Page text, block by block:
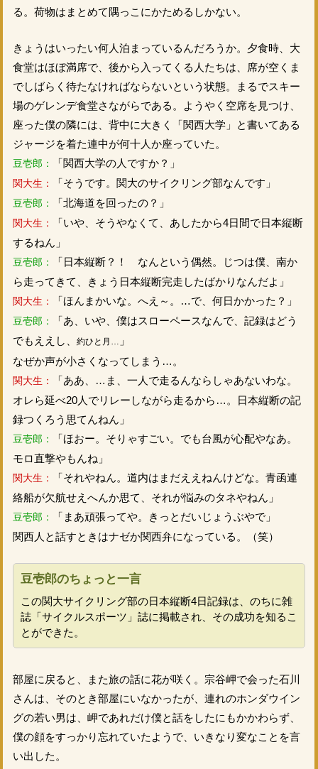
る。荷物はまとめて隅っこにかためるしかない。
きょうはいったい何人泊まっているんだろうか。夕食時、大
食堂はほぼ満席で、後から入ってくる人たちは、席が空くま
でしばらく待たなければならないという状態。まるでスキー
場のゲレンデ食堂さながらである。ようやく空席を見つけ、
座った僕の隣には、背中に大きく「関西大学」と書いてある
ジャージを着た連中が何十人か座っていた。
豆壱郎： 「関西大学の人ですか？」
関大生： 「そうです。関大のサイクリング部なんです」
豆壱郎： 「北海道を回ったの？」
関大生：
「いや、そうやなくて、あしたから4日間で日本縦断
するねん」
豆壱郎：
「日本縦断？！ なんという偶然。じつは僕、南か
ら走ってきて、きょう日本縦断完走したばかりなんだよ」
関大生： 「ほんまかいな。へえ～。…で、何日かかった？」
豆壱郎：
「あ、いや、僕はスローペースなんで、記録はどう
でもええし、
約ひと月… 」
なぜか声が小さくなってしまう…。
関大生：
「ああ、…ま、一人で走るんならしゃあないわな。
オレら延べ20人でリレーしながら走るから…。日本縦断の記
録つくろう思てんねん」
豆壱郎：
「ほおー。そりゃすごい。でも台風が心配やなあ。
モロ直撃やもんね」
関大生：
「それやねん。道内はまだええねんけどな。青函連
絡船が欠航せえへんか思て、それが悩みのタネやねん」
豆壱郎：
「まあ頑張ってや。きっとだいじょうぶやで」
関西人と話すときはナゼか関西弁になっている。（笑）
豆壱郎のちょっと一言
この関大サイクリング部の日本縦断4日記録は、のちに雑
誌「サイクルスポーツ」誌に掲載され、その成功を知るこ
とができた。
部屋に戻ると、また旅の話に花が咲く。宗谷岬で会った石川
さんは、そのとき部屋にいなかったが、連れのホンダウイン
グの若い男は、岬であれだけ僕と話をしたにもかかわらず、
僕の顔をすっかり忘れていたようで、いきなり変なことを言
い出した。